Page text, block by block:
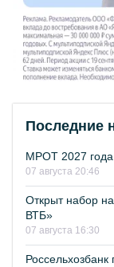
Последние
МРОТ 2027 года
07 августа 20:46
Открыт набор
ВТБ»
07 августа 16:30